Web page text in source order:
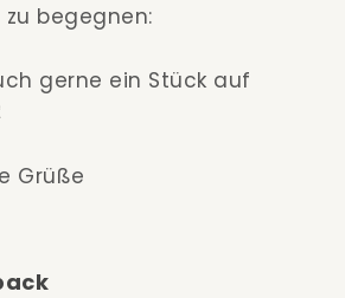
begegnen:
gerne ein Stück auf
Grüße